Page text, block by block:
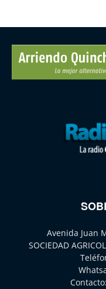
Avenida Juan
SOCIEDAD
Contacto: